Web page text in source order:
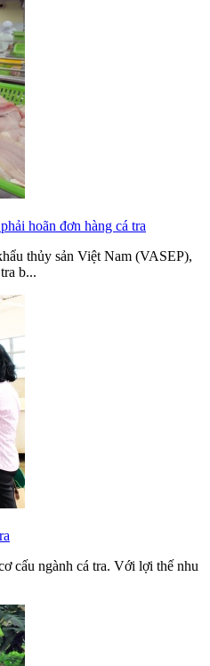
hoãn đơn hàng cá tra
thủy sản Việt Nam (VASEP),
b...
cấu ngành cá tra. Với lợi thế nhu